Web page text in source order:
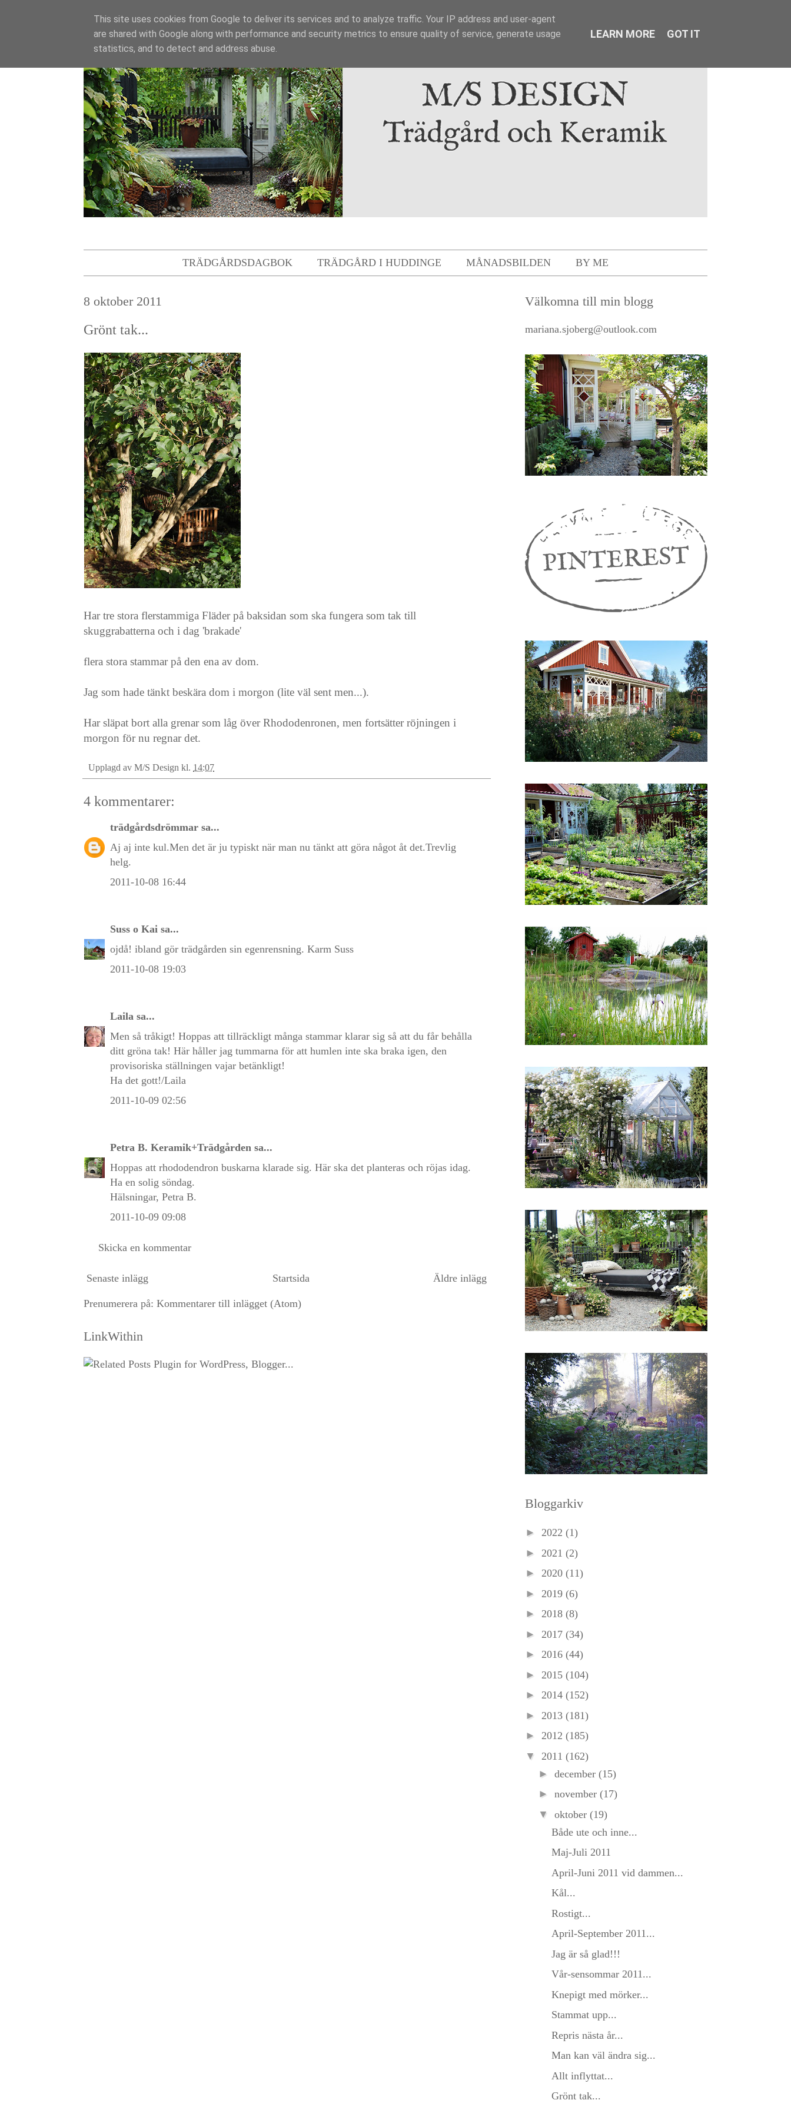
TRÄDGÅRDSDAGBOK TRÄDGÅRD I HUDDINGE MÅNADSBILDEN BY ME
8 oktober 2011
Grönt tak...
Har tre stora flerstammiga Fläder på baksidan som ska fungera som tak till
skuggrabatterna och i dag 'brakade'
flera stora stammar på den ena av dom.
Jag som hade tänkt beskära dom i morgon (lite väl sent men...).
Har släpat bort alla grenar som låg över Rhododenronen, men fortsätter röjningen i
morgon för nu regnar det.
Upplagd av M/S Design kl. 14:07
4 kommentarer:
trädgårdsdrömmar sa...
Aj aj inte kul.Men det är ju typiskt när man nu tänkt att göra något åt det.Trevlig
helg.
2011-10-08 16:44
Suss o Kai sa...
ojdå! ibland gör trädgården sin egenrensning. Karm Suss
2011-10-08 19:03
Laila sa...
Men så tråkigt! Hoppas att tillräckligt många stammar klarar sig så att du får behålla
ditt gröna tak! Här håller jag tummarna för att humlen inte ska braka igen, den
provisoriska ställningen vajar betänkligt!
Ha det gott!/Laila
2011-10-09 02:56
Petra B. Keramik+Trädgården sa...
Hoppas att rhododendron buskarna klarade sig. Här ska det planteras och röjas idag.
Ha en solig söndag.
Hälsningar, Petra B.
2011-10-09 09:08
Skicka en kommentar
Senaste inlägg Äldre inlägg
Startsida
Prenumerera på: Kommentarer till inlägget (Atom)
LinkWithin
Välkomna till min blogg
mariana.sjoberg@outlook.com
Bloggarkiv
► 2022 (1)
► 2021 (2)
► 2020 (11)
► 2019 (6)
► 2018 (8)
► 2017 (34)
► 2016 (44)
► 2015 (104)
► 2014 (152)
► 2013 (181)
► 2012 (185)
▼ 2011 (162)
► december (15)
► november (17)
▼ oktober (19)
Både ute och inne...
Maj-Juli 2011
April-Juni 2011 vid dammen...
Kål...
Rostigt...
April-September 2011...
Jag är så glad!!!
Vår-sensommar 2011...
Knepigt med mörker...
Stammat upp...
Repris nästa år...
Man kan väl ändra sig...
Allt inflyttat...
Grönt tak...
This site uses cookies from Google to deliver its services and to analyze traffic. Your IP address and user-agent
are shared with Google along with performance and security metrics to ensure quality of service, generate usage
statistics, and to detect and address abuse.
LEARN MORE GOT IT